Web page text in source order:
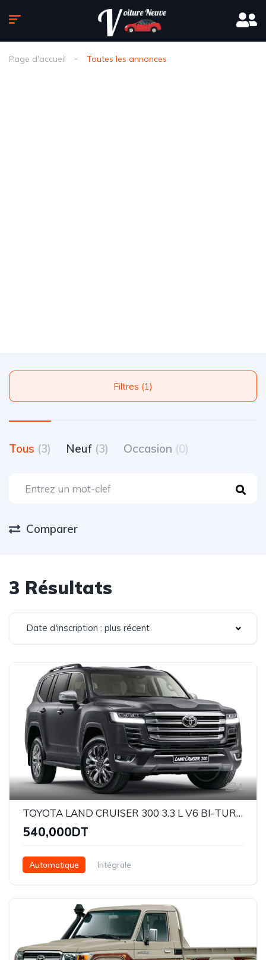
Page d'accueil Toutes les annonces
Filtres (1)
Tous (3) Neuf (3) Occasion (0)
Comparer
3 Résultats
Date d'inscription : plus récent
1
TOYOTA LAND CRUISER 300 3.3 L V6 BI-TURBO DIESEL 4WD VX
540,000DT
Automatique Intégrale